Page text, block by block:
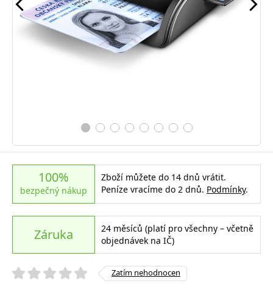
100%
bezpečný nákup
Zboží můžete do 14 dnů vrátit.
Peníze vracíme do 2 dnů. Podmínky.
Záruka
24 měsíců (platí pro všechny – včetně
objednávek na IČ)
Zatím nehodnocen